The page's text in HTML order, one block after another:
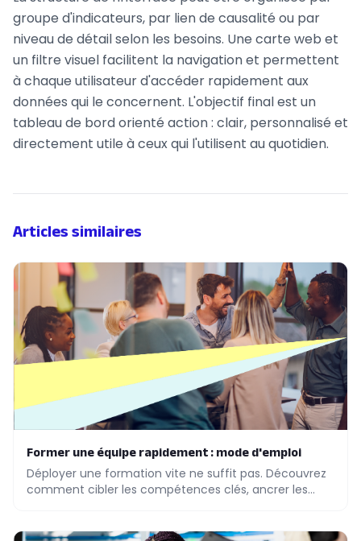
groupe d'indicateurs, par lien de causalité ou par
niveau de détail selon les besoins. Une carte web et
un filtre visuel facilitent la navigation et permettent
à chaque utilisateur d'accéder rapidement aux
données qui le concernent. L'objectif final est un
tableau de bord orienté action : clair, personnalisé et
directement utile à ceux qui l'utilisent au quotidien.
Articles similaires
Former une équipe rapidement : mode d'emploi
Déployer une formation vite ne suffit pas. Découvrez
comment cibler les compétences clés, ancrer les